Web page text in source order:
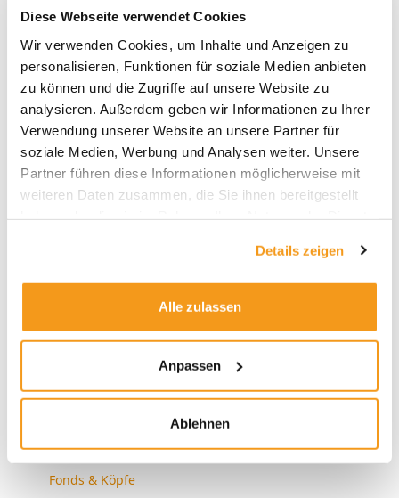
Diese Webseite verwendet Cookies
Wir verwenden Cookies, um Inhalte und Anzeigen zu
personalisieren, Funktionen für soziale Medien anbieten
zu können und die Zugriffe auf unsere Website zu
analysieren. Außerdem geben wir Informationen zu Ihrer
Verwendung unserer Website an unsere Partner für
soziale Medien, Werbung und Analysen weiter. Unsere
Partner führen diese Informationen möglicherweise mit
weiteren Daten zusammen, die Sie ihnen bereitgestellt
Details zeigen
Alle zulassen
Anpassen
Ablehnen
2018
1970
Kategorien
Allgemein
Envestor Academy
Envestor Know-how
Envestor Research
Fonds & Altersvorsorge
Fonds & Community
Fonds & Köpfe